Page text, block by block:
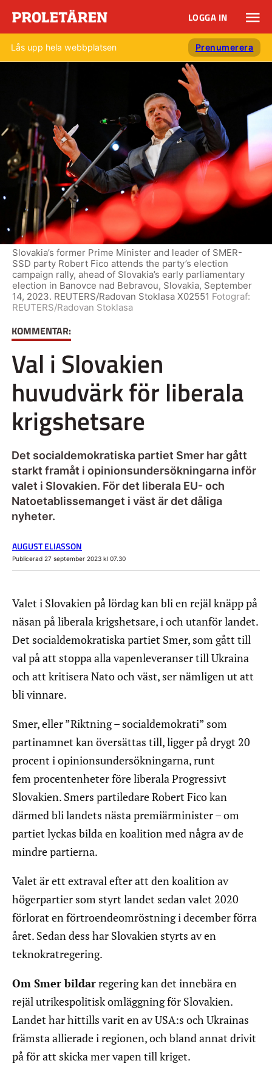
LOGGA IN
Lås upp hela webbplatsen Prenumerera
KOMMENTAR:
Val i Slovakien
huvudvärk för liberala
krigshetsare
Det socialdemokratiska partiet Smer har gått
starkt framåt i opinionsundersökningarna inför
valet i Slovakien. För det liberala EU- och
Natoetablissemanget i väst är det dåliga
nyheter.
Slovakia’s former Prime Minister and leader of SMER-
SSD party Robert Fico attends the party’s election
campaign rally, ahead of Slovakia’s early parliamentary
election in Banovce nad Bebravou, Slovakia, September
14, 2023. REUTERS/Radovan Stoklasa X02551 Fotograf:
REUTERS/Radovan Stoklasa
AUGUST ELIASSON
Publicerad 27 september 2023 kl 07.30
Valet i Slovakien på lördag kan bli en rejäl knäpp på
näsan på liberala krigshetsare, i och utanför landet.
Det socialdemokratiska partiet Smer, som gått till
val på att stoppa alla vapenleveranser till Ukraina
och att kritisera Nato och väst, ser nämligen ut att
bli vinnare.
Smer, eller ”Riktning – socialdemokrati” som
partinamnet kan översättas till, ligger på drygt 20
procent i opinionsundersökningarna, runt
fem procentenheter före liberala Progressivt
Slovakien. Smers partiledare Robert Fico kan
därmed bli landets nästa premiärminister – om
partiet lyckas bilda en koalition med några av de
mindre partierna.
Valet är ett extraval efter att den koalition av
högerpartier som styrt landet sedan valet 2020
förlorat en förtroendeomröstning i december förra
året. Sedan dess har Slovakien styrts av en
teknokratregering.
Om Smer bildarregering kan det innebära en
rejäl utrikespolitisk omläggning för Slovakien.
Landet har hittills varit en av USA:s och Ukrainas
främsta allierade i regionen, och bland annat drivit
på för att skicka mer vapen till kriget.